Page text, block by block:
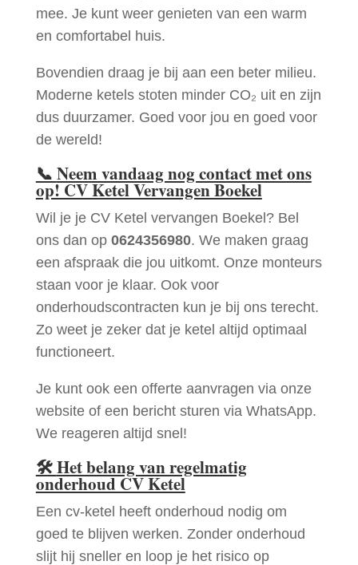
mee. Je kunt weer genieten van een warm
en comfortabel huis.
Bovendien draag je bij aan een beter milieu.
Moderne ketels stoten minder CO₂ uit en zijn
dus duurzamer. Goed voor jou en goed voor
de wereld!
📞 Neem vandaag nog contact met ons
op! CV Ketel Vervangen Boekel
Wil je je CV Ketel vervangen Boekel? Bel
ons dan op 0624356980. We maken graag
een afspraak die jou uitkomt. Onze monteurs
staan voor je klaar. Ook voor
onderhoudscontracten kun je bij ons terecht.
Zo weet je zeker dat je ketel altijd optimaal
functioneert.
Je kunt ook een offerte aanvragen via onze
website of een bericht sturen via WhatsApp.
We reageren altijd snel!
🛠Het belang van regelmatig
onderhoud CV Ketel
Een cv-ketel heeft onderhoud nodig om
goed te blijven werken. Zonder onderhoud
slijt hij sneller en loop je het risico op